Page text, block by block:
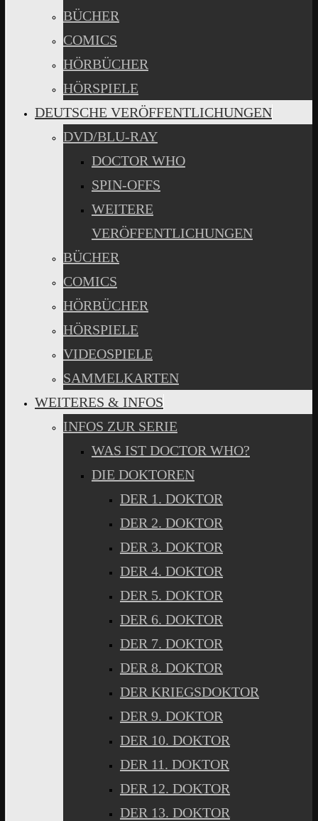
BÜCHER
COMICS
HÖRBÜCHER
HÖRSPIELE
DEUTSCHE VERÖFFENTLICHUNGEN
DVD/BLU-RAY
DOCTOR WHO
SPIN-OFFS
WEITERE
VERÖFFENTLICHUNGEN
BÜCHER
COMICS
HÖRBÜCHER
HÖRSPIELE
VIDEOSPIELE
SAMMELKARTEN
WEITERES & INFOS
INFOS ZUR SERIE
WAS IST DOCTOR WHO?
DIE DOKTOREN
DER 1. DOKTOR
DER 2. DOKTOR
DER 3. DOKTOR
DER 4. DOKTOR
DER 5. DOKTOR
DER 6. DOKTOR
DER 7. DOKTOR
DER 8. DOKTOR
DER KRIEGSDOKTOR
DER 9. DOKTOR
DER 10. DOKTOR
DER 11. DOKTOR
DER 12. DOKTOR
DER 13. DOKTOR